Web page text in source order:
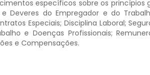
específicos sobre os princípios
Deveres do Empregador e do
Especiais; Disciplina Laboral;
e Doenças Profissionais;
e Compensações.